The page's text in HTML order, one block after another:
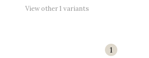
View other 1 variants
1